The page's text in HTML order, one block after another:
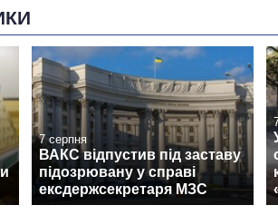
7 серпня
ВАКС відпустив під заставу
підозрювану у справі
ексдержсекретаря МЗС